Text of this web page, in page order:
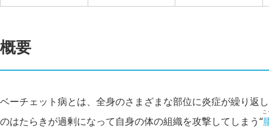
概要
ベーチェット病とは、全身のさまざまな部位に炎症が繰り返
のはたらきが過剰になって自身の体の組織を攻撃してしまう“